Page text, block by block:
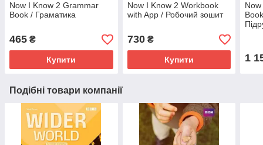
Now I Know 2 Grammar
Book / Граматика
465 ₴
Купити
Now I Know 2 Workbook
with App / Робочий зошит
730₴
Купити 1
Подібні товари компанії